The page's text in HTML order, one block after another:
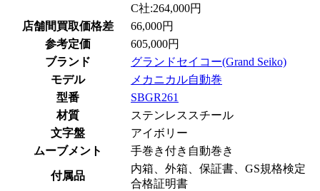
C社:264,000円
店舗間買取価格差
66,000円
参考定価
605,000円
ブランド
グランドセイコー(Grand Seiko)
モデル
メカニカル自動巻
型番
SBGR261
材質
ステンレススチール
文字盤
アイボリー
ムーブメント
手巻き付き自動巻き
付属品
内箱、外箱、保証書、GS規格検定
合格証明書